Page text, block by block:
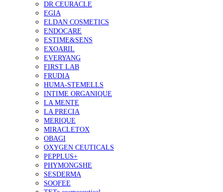
DR.CEURACLE
EGIA
ELDAN COSMETICS
ENDOCARE
ESTIME&SENS
EXOARIL
EVERYANG
FIRST LAB
FRUDIA
HUMA-STEMELLS
INTIME ORGANIQUE
LA MENTE
LA PRECIA
MERIQUE
MIRACLETOX
OBAGI
OXYGEN CEUTICALS
PEPPLUS+
PHYMONGSHE
SESDERMA
SOOFEE